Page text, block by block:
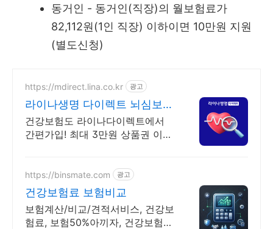
동거인 - 동거인(직장)의 월보험료가
82,112원(1인 직장) 이하이면 10만원 지원
(별도신청)
https://mdirect.lina.co.kr 광고
라이나생명 다이렉트 뇌심보험
최대 3만원 상품권 증정
건강보험도 라이나다이렉트에서
간편가입! 최대 3만원 상품권 이벤
https://binsmate.com 광고
건강보험료 보험비교
보험계산/비교/견적서비스, 건강보
험료, 보험50%아끼자, 건강보험료